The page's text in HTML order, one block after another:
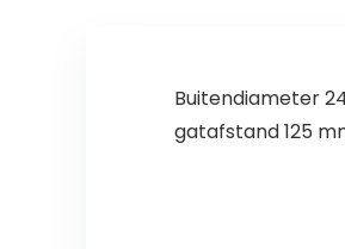
Buitendiameter
gatafstand 125